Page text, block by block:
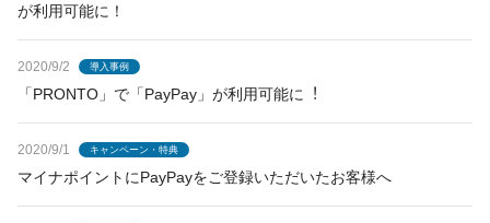
が利用可能に！
2020/9/2 導入事例
「PRONTO」で「PayPay」が利用可能に︕
2020/9/1 キャンペーン・特典
マイナポイントにPayPayをご登録いただいたお客様へ